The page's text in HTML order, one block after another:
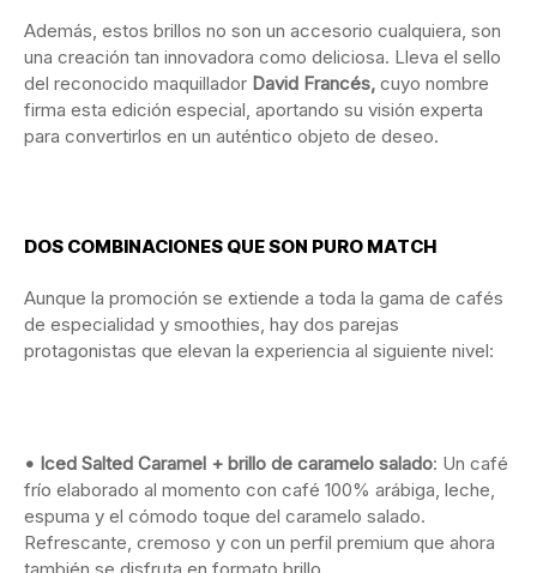
Además, estos brillos no son un accesorio cualquiera, son
una creación tan innovadora como deliciosa. Lleva el sello
del reconocido maquillador David Francés, cuyo nombre
firma esta edición especial, aportando su visión experta
para convertirlos en un auténtico objeto de deseo.
DOS COMBINACIONES QUE SON PURO MATCH
Aunque la promoción se extiende a toda la gama de cafés
de especialidad y smoothies, hay dos parejas
protagonistas que elevan la experiencia al siguiente nivel:
• Iced Salted Caramel + brillo de caramelo salado: Un café
frío elaborado al momento con café 100% arábiga, leche,
espuma y el cómodo toque del caramelo salado.
Refrescante, cremoso y con un perfil premium que ahora